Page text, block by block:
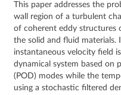
This paper addresses the
wall region of a turbulent
of coherent eddy structures
the solid and fluid materials.
instantaneous velocity field
dynamical system based on
(POD) modes while the
using a stochastic filtered